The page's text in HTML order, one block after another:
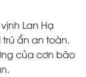
Lan Hạ
ẩn an toàn.
của cơn bão